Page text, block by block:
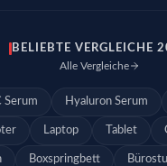
BELIEBTE VERGLEICHE
Alle Vergleiche
Serum Hyaluron Serum
Laptop Tablet
Boxspringbett